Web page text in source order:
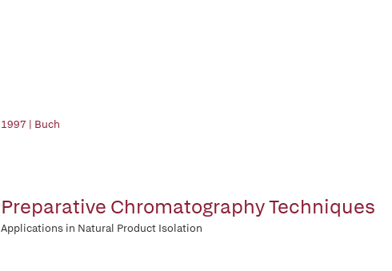
1997 | Buch
Preparative Chromatography Techniques
Applications in Natural Product Isolation